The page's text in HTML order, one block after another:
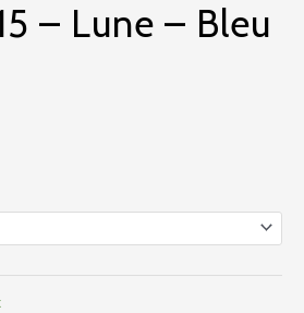
– Lune – Bleu